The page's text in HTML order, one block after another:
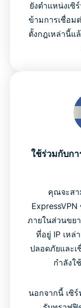
ยังตำแหน่งเซิ
ข้ามการเชื่อม
ตั้งกฎเหล่านี้แ
ใช้ร่วมกับก
คุณจะสา
ภายในส่วนขย
ที่อยู่ IP เหล่
ปลอดภัยและ
กำลังใ
นอกจากนี้ เซิร์